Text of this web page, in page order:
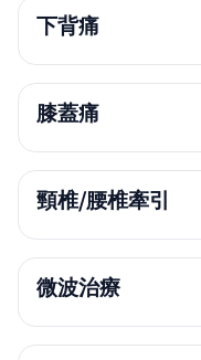
下背痛
膝蓋痛
頸椎/腰椎牽引
微波治療